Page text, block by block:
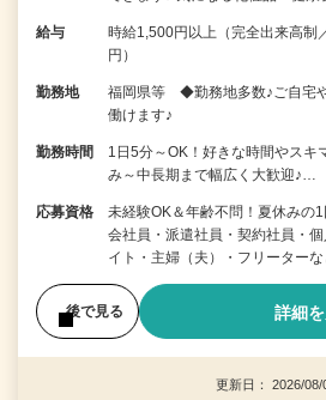
給与
時給1,500円以上（完全出来高制
円）
勤務地
福岡県等 ◆勤務地多数♪ご自宅
働けます♪
勤務時間
1日5分～OK！好きな時間やス
み～中長期まで幅広く大歓迎♪…
応募資格
未経験OK＆年齢不問！夏休みの
会社員・派遣社員・契約社員・
イト・主婦（夫）・フリーター
後で見る 詳細
更新日： 2026/